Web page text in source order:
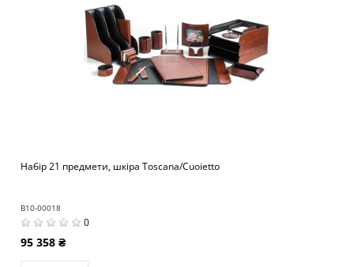
Набір 21 предмети, шкіра Toscana/Cuoietto
B10-00018
0
95 358 ₴